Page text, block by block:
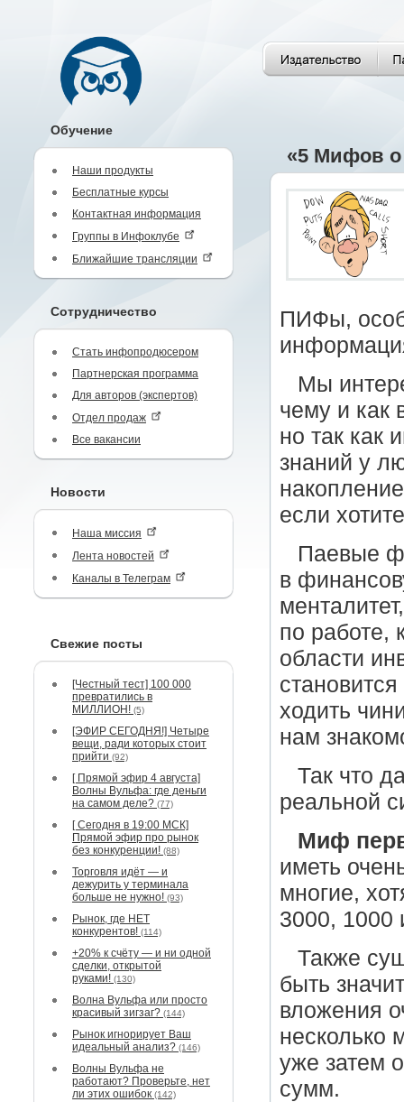
Обучение
Наши продукты
Бесплатные курсы
Контактная информация
Группы в Инфоклубе
Ближайшие трансляции
Сотрудничество
Стать инфопродюсером
Партнерская программа
Для авторов (экспертов)
Отдел продаж
Все вакансии
Новости
Наша миссия
Лента новостей
Каналы в Телеграм
Свежие посты
[Честный тест] 100 000
превратились в
МИЛЛИОН! (5)
[ЭФИР СЕГОДНЯ!] Четыре
вещи, ради которых стоит
прийти (92)
[ Прямой эфир 4 августа]
Волны Вульфа: где деньги
на самом деле? (77)
[ Сегодня в 19:00 МСК]
Прямой эфир про рынок
без конкуренции! (88)
Торговля идёт — и
дежурить у терминала
больше не нужно! (93)
Рынок, где НЕТ
конкурентов! (114)
+20% к счёту — и ни одной
сделки, открытой
руками! (130)
Волна Вульфа или просто
красивый зигзаг? (144)
Рынок игнорирует Ваш
идеальный анализ? (146)
Волны Вульфа не
работают? Проверьте, нет
ли этих ошибок (142)
«5 Мифов
ПИФы,
Мы
чему и как
но так как
знаний у
если
Паевые
в
по работе,
области
ходить
нам
Так что
реальной
Миф
иметь
многие,
3000, 1000
Также
быть
вложения
несколько
уже затем
сумм.